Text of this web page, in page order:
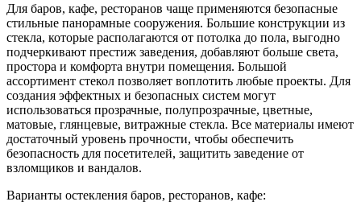
Для баров, кафе, ресторанов чаще применяются безопасные
стильные панорамные сооружения. Большие конструкции из
стекла, которые располагаются от потолка до пола, выгодно
подчеркивают престиж заведения, добавляют больше света,
простора и комфорта внутри помещения. Большой
ассортимент стекол позволяет воплотить любые проекты. Для
создания эффектных и безопасных систем могут
использоваться прозрачные, полупрозрачные, цветные,
матовые, глянцевые, витражные стекла. Все материалы имеют
достаточный уровень прочности, чтобы обеспечить
безопасность для посетителей, защитить заведение от
взломщиков и вандалов.
Варианты остекления баров, ресторанов, кафе: